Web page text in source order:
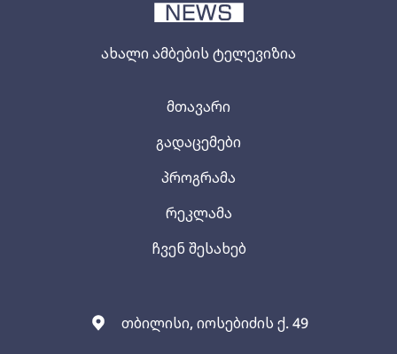
ახალი ამბების ტელევიზია
თბილისი, იოსებიძის ქ. 49
მთავარი
გადაცემები
პროგრამა
რეკლამა
ჩვენ შესახებ